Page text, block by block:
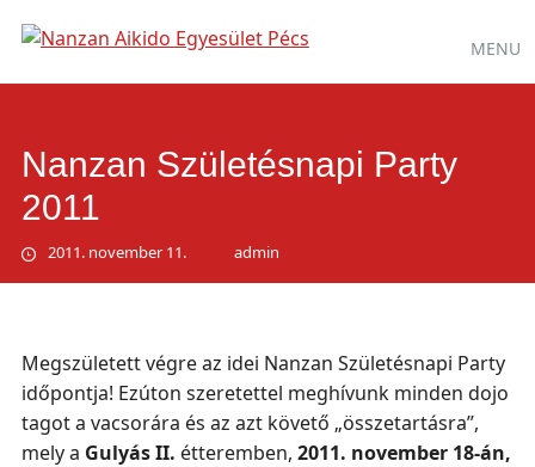
menu
MENU
Nanzan Születésnapi Party
2011
2011. november 11. admin
Megszületett végre az idei Nanzan Születésnapi Party
időpontja! Ezúton szeretettel meghívunk minden dojo
tagot a vacsorára és az azt követő „összetartásra”,
mely a Gulyás II. étteremben, 2011. november 18-án,